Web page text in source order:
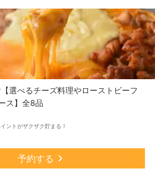
選べるチーズ料理やローストビーフ
ス】全8品
ントがザクザク貯まる！
予約する